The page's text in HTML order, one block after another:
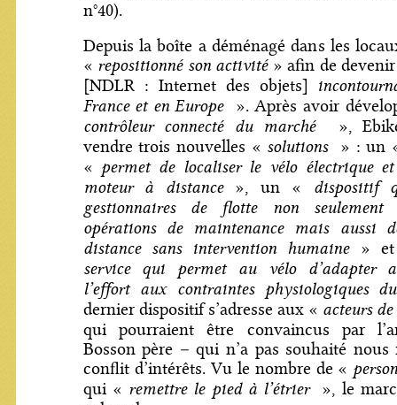
n°40).
Depuis la boîte a déménagé dans les
« repositionné son activité» afin de
[NDLR : Internet des objets]
France et en Europe
». Après avoir
contrôleur connecté du marché
»,
vendre trois nouvelles « solutions
» : un
« permet de localiser le vélo électrique
moteur à distance», un « dispositif
gestionnaires de flotte non
opérations de maintenance mais aussi
distance sans intervention humaine»
service qui permet au vélo d’adapter
l’effort aux contraintes physiologiques
dernier dispositif s’adresse aux « acteurs
qui pourraient être convaincus par
Bosson père – qui n’a pas souhaité nous
conflit d’intérêts. Vu le nombre de «
qui « remettre le pied à l’étrier
», le